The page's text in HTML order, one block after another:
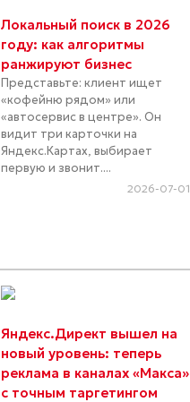
Локальный поиск в 2026
году: как алгоритмы
ранжируют бизнес
Представьте: клиент ищет
«кофейню рядом» или
«автосервис в центре». Он
видит три карточки на
Яндекс.Картах, выбирает
первую и звонит....
2026-07-01
Яндекс.Директ вышел на
новый уровень: теперь
реклама в каналах «Макса»
с точным таргетингом